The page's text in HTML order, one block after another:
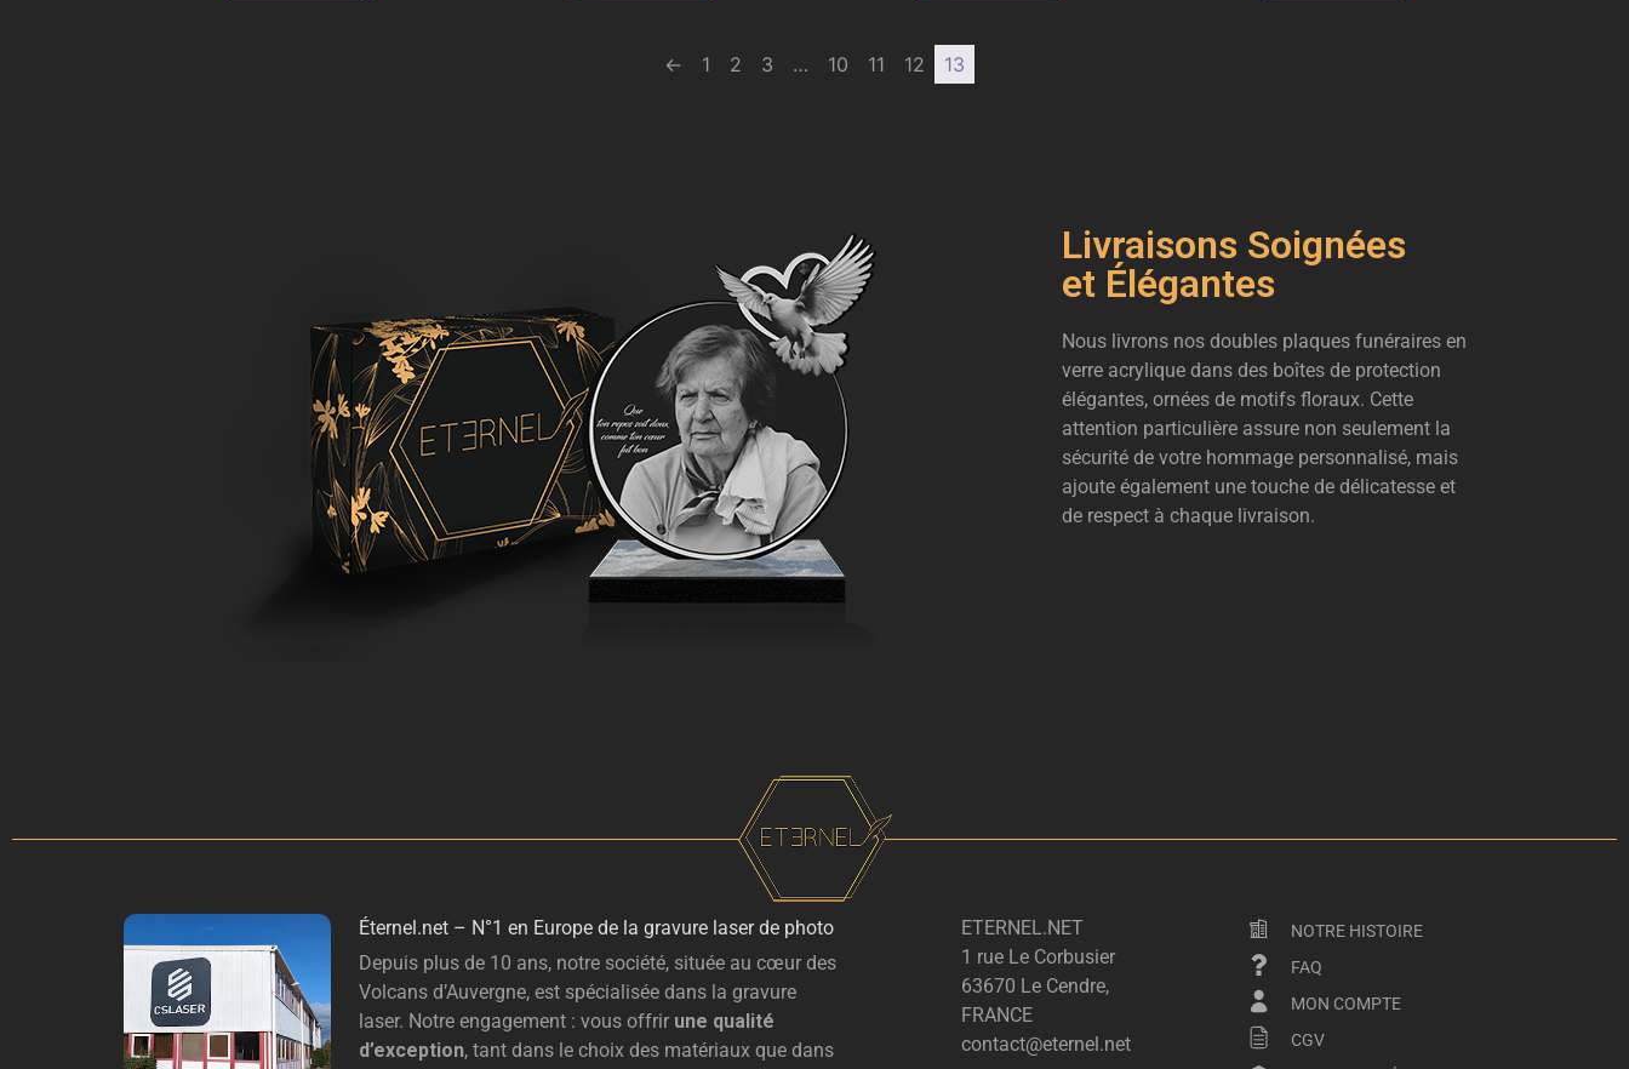
← 1 2 3 … 10 11 12 13
Livraisons Soignées
et Élégantes
Nous livrons nos doubles plaques funéraires en
verre acrylique dans des boîtes de protection
élégantes, ornées de motifs floraux. Cette
attention particulière assure non seulement la
sécurité de votre hommage personnalisé, mais
ajoute également une touche de délicatesse et
de respect à chaque livraison.
Éternel.net – N°1 en Europe de la gravure laser de photo
Depuis plus de 10 ans, notre société, située au cœur des
Volcans d’Auvergne, est spécialisée dans la gravure
laser. Notre engagement : vous offrir une qualité
d’exception, tant dans le choix des matériaux que dans
ETERNEL.NET
1 rue Le Corbusier
63670 Le Cendre,
FRANCE
contact@eternel.net
NOTRE HISTOIRE
FAQ
MON COMPTE
CGV